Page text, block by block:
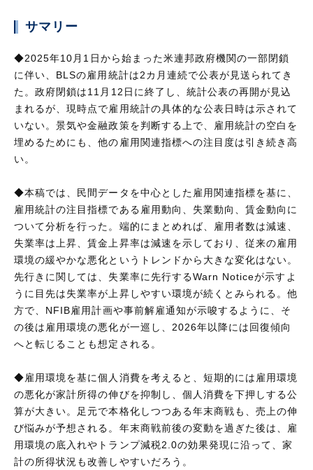
サマリー
◆2025年10月1日から始まった米連邦政府機関の一部閉鎖
に伴い、BLSの雇用統計は2カ月連続で公表が見送られてき
た。政府閉鎖は11月12日に終了し、統計公表の再開が見込
まれるが、現時点で雇用統計の具体的な公表日時は示されて
いない。景気や金融政策を判断する上で、雇用統計の空白を
埋めるためにも、他の雇用関連指標への注目度は引き続き高
い。
◆本稿では、民間データを中心とした雇用関連指標を基に、
雇用統計の注目指標である雇用動向、失業動向、賃金動向に
ついて分析を行った。端的にまとめれば、雇用者数は減速、
失業率は上昇、賃金上昇率は減速を示しており、従来の雇用
環境の緩やかな悪化というトレンドから大きな変化はない。
先行きに関しては、失業率に先行するWarn Noticeが示すよ
うに目先は失業率が上昇しやすい環境が続くとみられる。他
方で、NFIB雇用計画や事前解雇通知が示唆するように、そ
の後は雇用環境の悪化が一巡し、2026年以降には回復傾向
へと転じることも想定される。
◆雇用環境を基に個人消費を考えると、短期的には雇用環境
の悪化が家計所得の伸びを抑制し、個人消費を下押しする公
算が大きい。足元で本格化しつつある年末商戦も、売上の伸
び悩みが予想される。年末商戦前後の変動を過ぎた後は、雇
用環境の底入れやトランプ減税2.0の効果発現に沿って、家
計の所得状況も改善しやすいだろう。